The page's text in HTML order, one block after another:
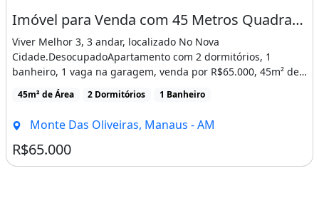
Imóvel para Venda com 45 Metros Quadrados com 2 Quartos em Monte das Oliveiras - Manaus
Viver Melhor 3, 3 andar, localizado No Nova
Cidade.DesocupadoApartamento com 2 dormitórios, 1
banheiro, 1 vaga na garagem, venda por R$65.000, 45m² de
área, localizado [...]
45m² de Área 2 Dormitórios 1 Banheiro
Monte Das Oliveiras, Manaus - AM
R$65.000